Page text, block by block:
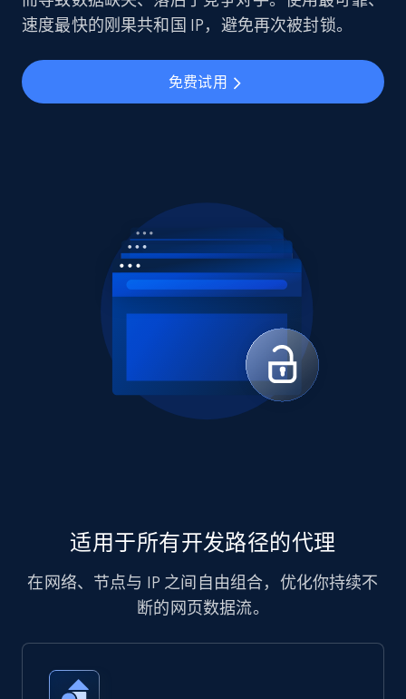
速度最快的刚果共和国 IP，避免再次被封锁。
免费试用
适用于所有开发路径的代理
在网络、节点与 IP 之间自由组合，优化你持续不
断的网页数据流。